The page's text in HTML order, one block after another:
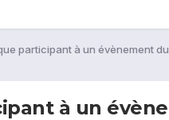
participant à un évènement
à un